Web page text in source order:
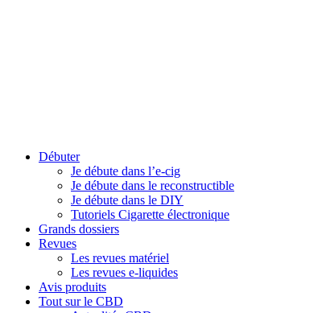
Débuter
Je débute dans l’e-cig
Je débute dans le reconstructible
Je débute dans le DIY
Tutoriels Cigarette électronique
Grands dossiers
Revues
Les revues matériel
Les revues e-liquides
Avis produits
Tout sur le CBD